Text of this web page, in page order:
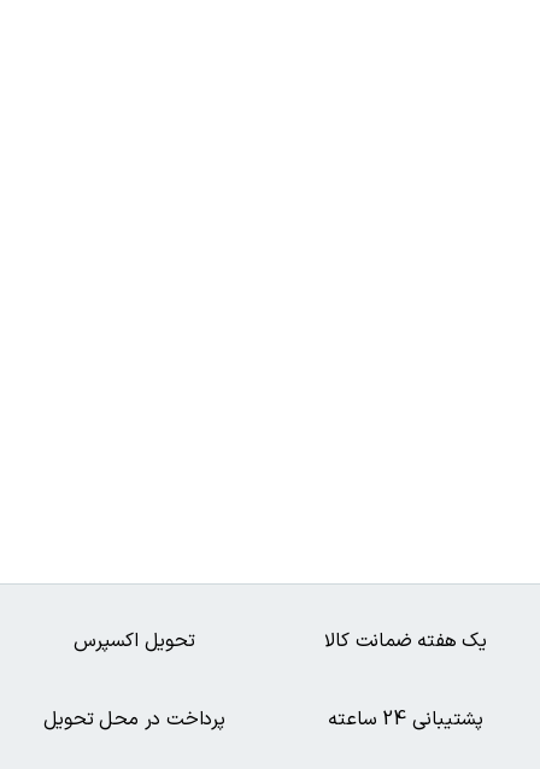
پرداخت در محل تحویل پشتیبانی 24 ساعته
تحویل اکسپرس یک هفته ضمانت کالا